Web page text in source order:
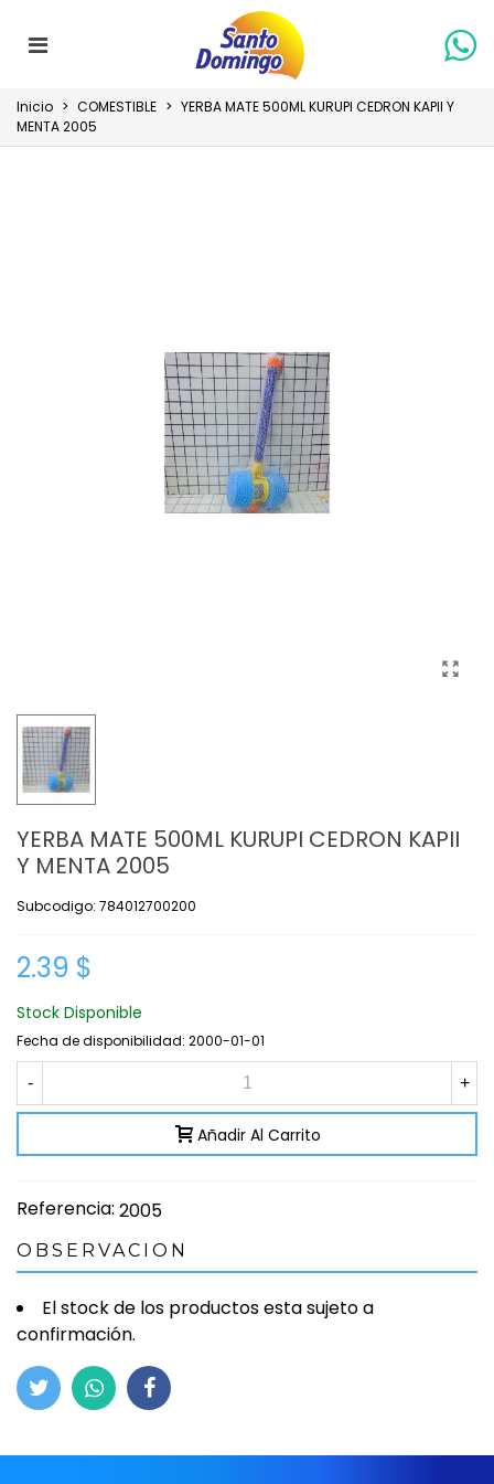
Inicio > COMESTIBLE > YERBA MATE 500ML KURUPI CEDRON KAPII Y
MENTA 2005
YERBA MATE 500ML KURUPI CEDRON KAPII
Y MENTA 2005
Subcodigo: 784012700200
2.39 $
Stock Disponible
Fecha de disponibilidad: 2000-01-01
- +
Añadir Al Carrito
Referencia: 2005
OBSERVACION
El stock de los productos esta sujeto a
confirmación.